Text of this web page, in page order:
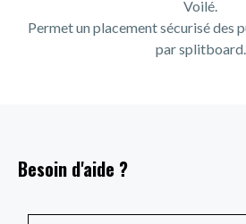
Voilé.
Permet un placement sécurisé des
par splitboard.
Besoin d'aide ?